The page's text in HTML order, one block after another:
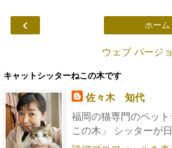
‹ ホーム
ウェブ バージ
キャットシッターねこの木です
佐々木 知代
福岡の猫専門のペッ
この木」 シッターが